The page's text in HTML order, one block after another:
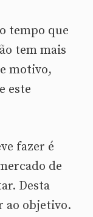
tempo que
tem mais
motivo,
este
fazer é
de
Desta
ao objetivo.